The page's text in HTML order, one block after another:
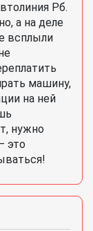
Рб.
а на деле
всплыли
машину,
на ней
нужно
это